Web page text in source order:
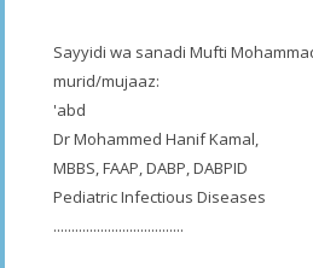
Sayyidi wa sanadi Mufti
murid/mujaaz:
'abd
Dr Mohammed Hanif Kamal,
MBBS, FAAP, DABP, DABPID
Pediatric Infectious Diseases
....................................